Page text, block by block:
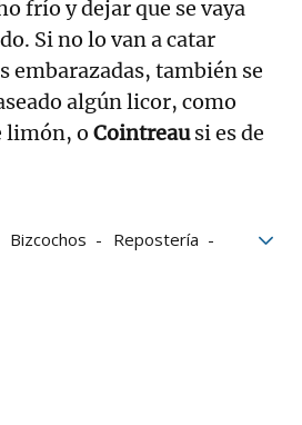
frío y dejar que se vaya
Si no lo van a catar
embarazadas, también se
algún licor, como
limón, o Cointreausi es de
Bizcochos
Repostería